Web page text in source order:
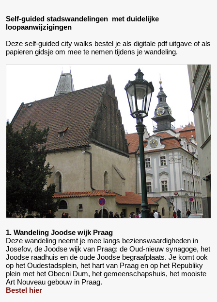
Self-guided stadswandelingen met duidelijke
loopaanwijzigingen
Deze self-guided city walks bestel je als digitale pdf uitgave of als
papieren gidsje om mee te nemen tijdens je wandeling.
1. Wandeling Joodse wijk Praag
Deze wandeling neemt je mee langs bezienswaardigheden in
Josefov, de Joodse wijk van Praag: de Oud-nieuw synagoge, het
Joodse raadhuis en de oude Joodse begraafplaats. Je komt ook
op het Oudestadsplein, het hart van Praag en op het Republiky
plein met het Obecni Dum, het gemeenschapshuis, het mooiste
Art Nouveau gebouw in Praag.
Bestel hier